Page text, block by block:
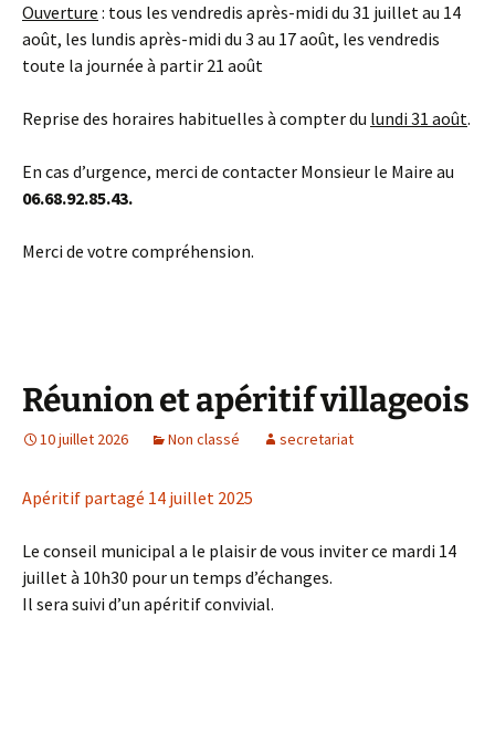
Ouverture : tous les vendredis après-midi du 31 juillet au 14
août, les lundis après-midi du 3 au 17 août, les vendredis
toute la journée à partir 21 août
Reprise des horaires habituelles à compter du lundi 31 août.
En cas d’urgence, merci de contacter Monsieur le Maire au
06.68.92.85.43.
Merci de votre compréhension.
Réunion et apéritif villageois
10 juillet 2026 Non classé secretariat
Apéritif partagé 14 juillet 2025
Le conseil municipal a le plaisir de vous inviter ce mardi 14
juillet à 10h30 pour un temps d’échanges.
Il sera suivi d’un apéritif convivial.